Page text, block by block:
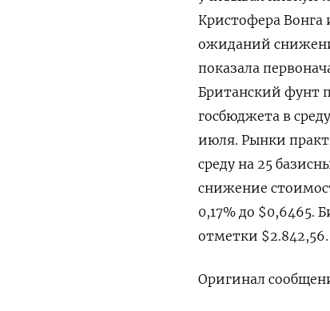
Кристофера Вонга
ожиданий
показала
Британский фунт
госбюджета в
июля. Рынки
среду на 25
снижение
0,17% до $0,6465​.
отметки $2.842,56.
Оригинал